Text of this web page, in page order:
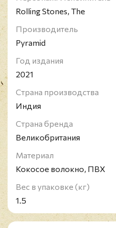
Rolling Stones, The
Производитель
Pyramid
Год издания
2021
Страна производства
Индия
Страна бренда
Великобритания
Материал
Кокосое волокно, ПВХ
Вес в упаковке (кг)
1.5